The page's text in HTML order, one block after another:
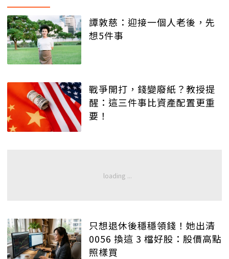
譚敦慈：迎接一個人老後，先
想5件事
戰爭開打，錢變廢紙？教授提
醒：這三件事比資產配置更重
要！
只想退休後穩穩領錢！她出清
0056 換這 3 檔好股：股價高點
照樣買